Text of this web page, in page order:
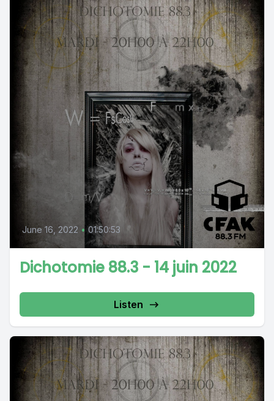
June 16, 2022 • 01:50:53
Dichotomie 88.3 - 14 juin 2022
Listen